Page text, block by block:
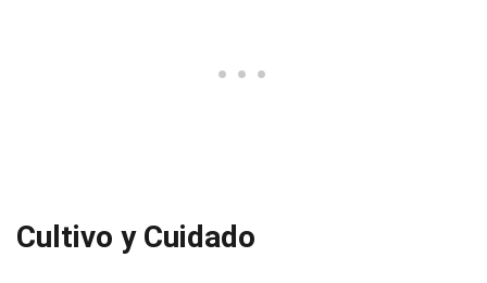
Cultivo y Cuidado